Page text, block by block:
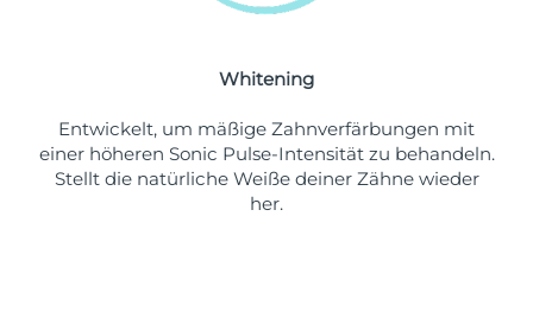
Whitening
Entwickelt, um mäßige Zahnverfärbungen mit
einer höheren Sonic Pulse-Intensität zu behandeln.
Stellt die natürliche Weiße deiner Zähne wieder
her.
12/08/2026
Luxemburg
Erwartete Lieferung
12/08/2026